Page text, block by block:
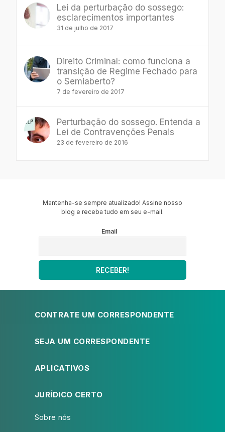
Lei da perturbação do sossego:
esclarecimentos importantes
31 de julho de 2017
Direito Criminal: como funciona a
transição de Regime Fechado para
o Semiaberto?
7 de fevereiro de 2017
Perturbação do sossego. Entenda a
Lei de Contravenções Penais
23 de fevereiro de 2016
Mantenha-se sempre atualizado! Assine nosso
blog e receba tudo em seu e-mail.
Email
CONTRATE UM CORRESPONDENTE
SEJA UM CORRESPONDENTE
APLICATIVOS
JURÍDICO CERTO
Sobre nós